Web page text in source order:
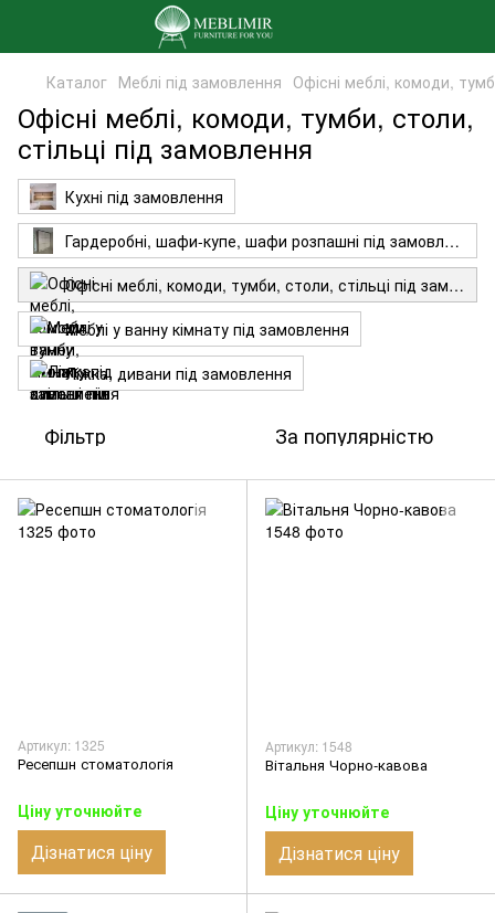
Каталог Меблі під замовлення Офісні меблі, комоди,
Офісні меблі, комоди, тумби, столи,
стільці під замовлення
Кухні під замовлення
Гардеробні, шафи-купе, шафи розпашні під замовлення
Офісні меблі, комоди, тумби, столи, стільці під замовлення
Меблі у ванну кімнату під замовлення
Ліжка, дивани під замовлення
Фільтр За популярністю
Артикул: 1325
Ресепшн стоматологія
Ціну уточнюйте
Дізнатися ціну
Артикул: 1548
Вітальня Чорно-кавова
Ціну уточнюйте
Дізнатися ціну